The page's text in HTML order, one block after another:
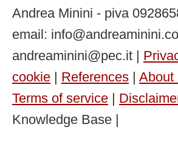
Andrea Minini - piva
email:
andreaminini@pec.it |
cookie | References | About
Terms of service |
Knowledge Base |